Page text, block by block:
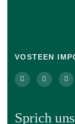
VOSTEEN
Sprich uns